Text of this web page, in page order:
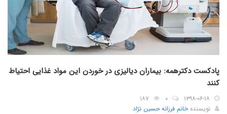
پادکست دکترهمه: بیماران دیالیزی در خوردن این مواد غذایی احتیاط
کنند
۱۳۹۸-۰۶-۱۸ ۰
۱۸۷
نویسندهخانم فرزانه حسین نژاد